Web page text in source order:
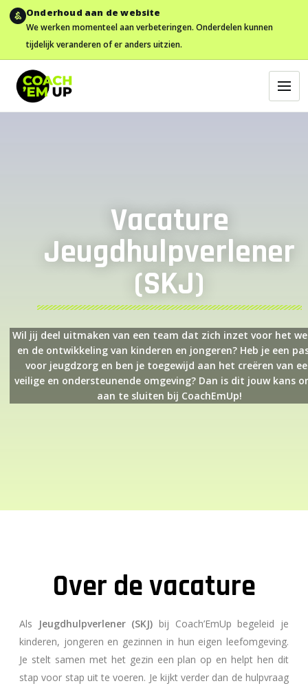
Onderhoud aan de website
We werken momenteel aan verbeteringen. Onderdelen kunnen
tijdelijk veranderen of er anders uitzien.
Vacature
Jeugdhulpverlener
(SKJ)
Wil jij deel uitmaken van een team dat zich inzet voor het
en de ontwikkeling van kinderen en jongeren? Heb je een
voor jeugdzorg en ben je toegewijd aan het creëren van
veilige en ondersteunende omgeving? Dan is dit jouw kans
aan te sluiten bij CoachEmUp!
Over de vacature
Als Jeugdhulpverlener (SKJ) bij Coach’EmUp begeleid je
kinderen, jongeren en gezinnen in hun eigen leefomgeving.
Je stelt samen met het gezin een plan op en helpt hen dit
stap voor stap uit te voeren. Je kijkt verder dan de hulpvraag